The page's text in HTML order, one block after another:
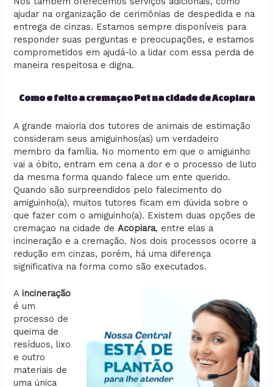
ajudar na organização de cerimônias de despedida e na
entrega de cinzas. Estamos sempre disponíveis para
responder suas perguntas e preocupações, e estamos
comprometidos em ajudá-lo a lidar com essa perda de
maneira respeitosa e digna.
Como e feito a cremaçao Pet na cidade de Acopiara
A grande maioria dos tutores de animais de estimação
consideram seus amiguinhos(as) um verdadeiro
membro da família. No momento em que o amiguinho
vai a óbito, entram em cena a dor e o processo de luto
da mesma forma quando falece um ente querido.
Quando são surpreendidos pelo falecimento do
amiguinho(a), muitos tutores ficam em dúvida sobre o
que fazer com o amiguinho(a). Existem duas opções de
cremaçao na cidade deAcopiara, entre elas a
incineração e a cremação. Nos dois processos ocorre a
redução em cinzas, porém, há uma diferença
significativa na forma como são executados.
Aincineração
é um
processo de
queima de
resíduos, lixo
e outro
materiais de
uma única